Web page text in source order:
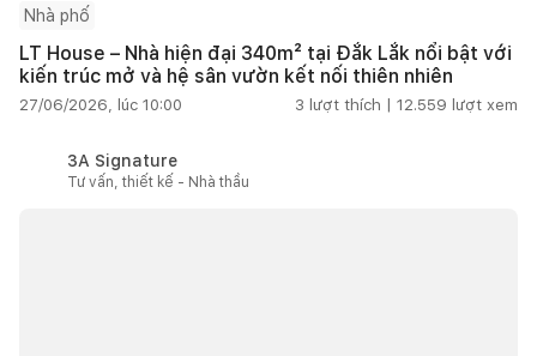
Nhà phố
LT House – Nhà hiện đại 340m² tại Đắk Lắk nổi bật với
kiến trúc mở và hệ sân vườn kết nối thiên nhiên
27/06/2026, lúc 10:00 3 lượt thích | 12.559 lượt xem
3A Signature
Tư vấn, thiết kế - Nhà thầu